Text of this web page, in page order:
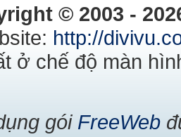
© 2003 -
http://
ở chế độ màn
gói FreeWeb